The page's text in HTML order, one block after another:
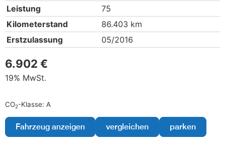
Leistung
75
Kilometerstand
86.403 km
Erstzulassung
05/2016
6.902 €
19% MwSt.
CO2-Klasse: A
Fahrzeug anzeigen vergleichen parken